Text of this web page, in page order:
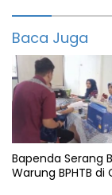
Bupati
Irna
narulita
Baca Juga
Bapenda Serang
Warung BPHTB di